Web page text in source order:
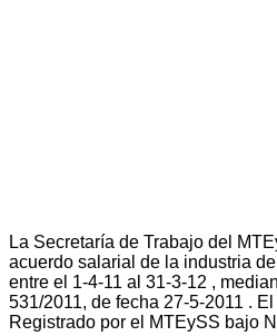
La Secretaría de Trabajo del
acuerdo salarial de la industria
entre el 1-4-11 al 31-3-12 ,
531/2011, de fecha 27-5-2011 .
Registrado por el MTEySS bajo